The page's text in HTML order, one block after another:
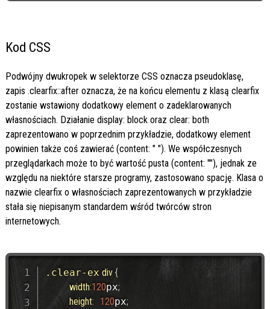
Kod CSS
Podwójny dwukropek w selektorze CSS oznacza pseudoklasę,
zapis .clearfix::after oznacza, że na końcu elementu z klasą clearfix
zostanie wstawiony dodatkowy element o zadeklarowanych
własnościach. Działanie display: block oraz clear: both
zaprezentowano w poprzednim przykładzie, dodatkowy element
powinien także coś zawierać (content: " "). We współczesnych
przeglądarkach może to być wartość pusta (content: ""), jednak ze
względu na niektóre starsze programy, zastosowano spację. Klasa o
nazwie clearfix o własnościach zaprezentowanych w przykładzie
stała się niepisanym standardem wśród twórców stron
internetowych.
.clear-ex div {
width:120px;
height: 120px;